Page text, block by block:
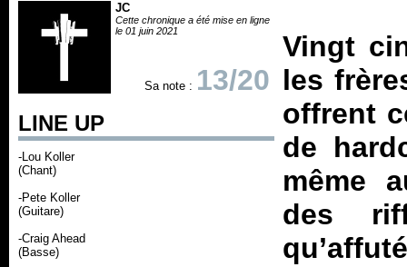
JC
Cette chronique a été mise en ligne
le 01 juin 2021
Sa note : 13/20
LINE UP
-Lou Koller
(Chant)
-Pete Koller
(Guitare)
-Craig Ahead
(Basse)
Vingt
les
offrent
de
même
des